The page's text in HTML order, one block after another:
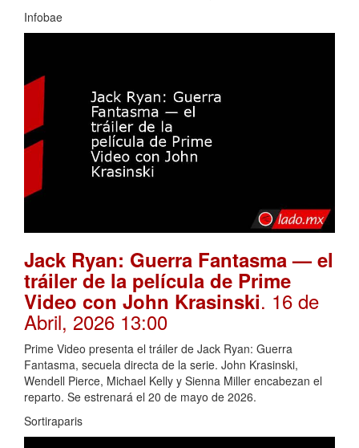
Infobae
Jack Ryan: Guerra Fantasma — el
tráiler de la película de Prime
Video con John Krasinski. 16 de
Abril, 2026 13:00
Prime Video presenta el tráiler de Jack Ryan: Guerra
Fantasma, secuela directa de la serie. John Krasinski,
Wendell Pierce, Michael Kelly y Sienna Miller encabezan el
reparto. Se estrenará el 20 de mayo de 2026.
Sortiraparis